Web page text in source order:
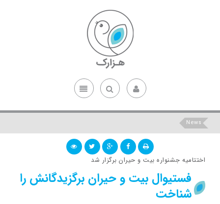
News
اختتامیه جشنواره بیت و حیران برگزار شد
فستیوال بیت و حیران برگزیدگانش را
شناخت